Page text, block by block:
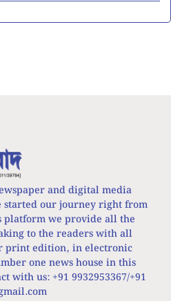
and digital media
started our journey right from
platform we provide all the
to the readers with all
print edition, in electronic
one news house in this
with us: +91 9932953367/+91